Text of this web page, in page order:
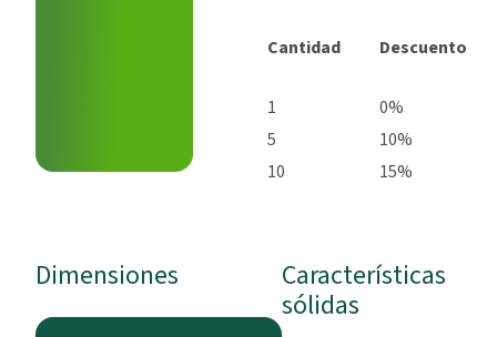
Cantidad Descuento
1
0%
5
10%
10
15%
Dimensiones Características
sólidas